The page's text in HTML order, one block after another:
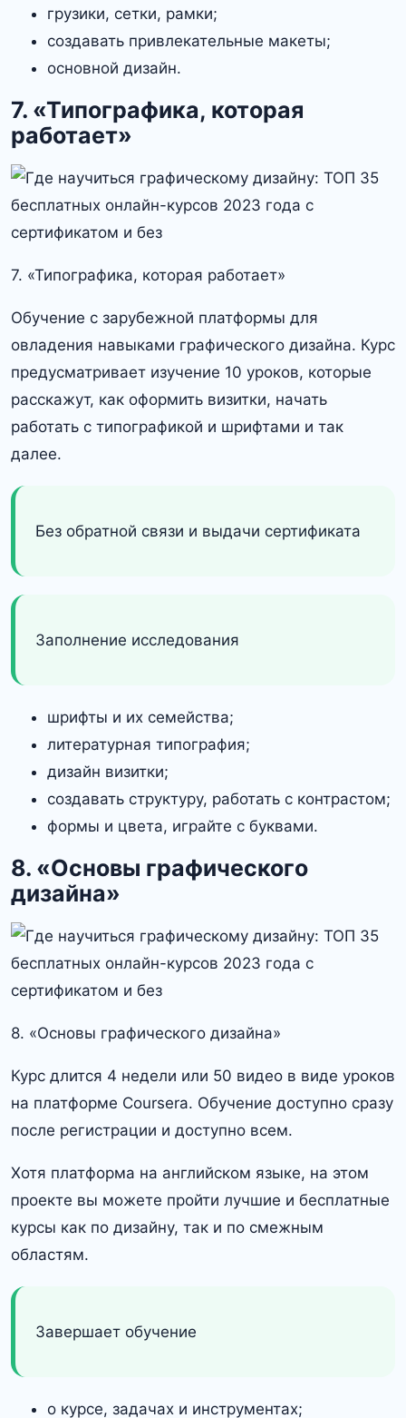
грузики, сетки, рамки;
создавать привлекательные макеты;
основной дизайн.
7. «Типографика, которая
работает»
7. «Типографика, которая работает»
Обучение с зарубежной платформы для
овладения навыками графического дизайна. Курс
предусматривает изучение 10 уроков, которые
расскажут, как оформить визитки, начать
работать с типографикой и шрифтами и так
далее.
Без обратной связи и выдачи сертификата
Заполнение исследования
шрифты и их семейства;
литературная типография;
дизайн визитки;
создавать структуру, работать с контрастом;
формы и цвета, играйте с буквами.
8. «Основы графического
дизайна»
8. «Основы графического дизайна»
Курс длится 4 недели или 50 видео в виде уроков
на платформе Coursera. Обучение доступно сразу
после регистрации и доступно всем.
Хотя платформа на английском языке, на этом
проекте вы можете пройти лучшие и бесплатные
курсы как по дизайну, так и по смежным
областям.
Завершает обучение
о курсе, задачах и инструментах;